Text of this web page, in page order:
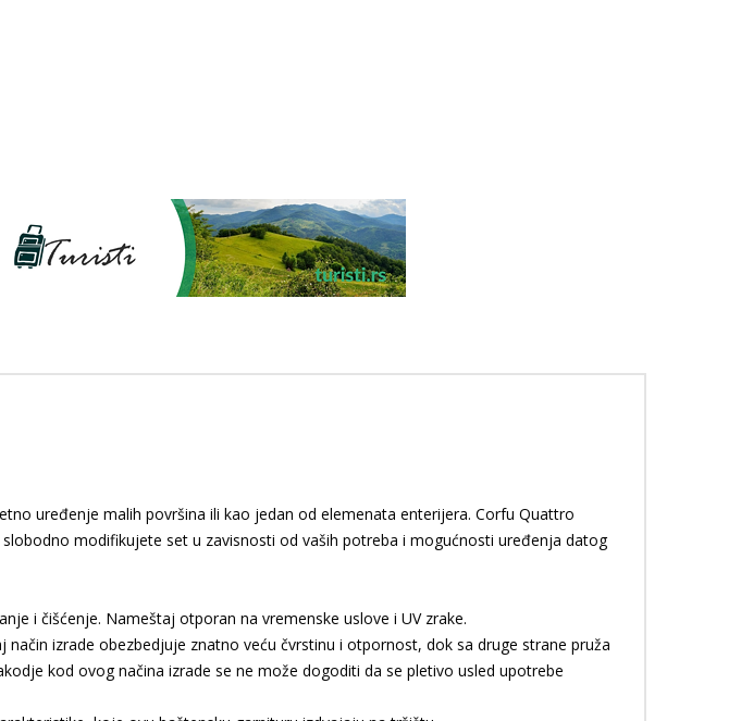
uređenje malih površina ili kao jedan od elemenata enterijera. Corfu Quattro
modifikujete set u zavisnosti od vaših potreba i mogućnosti uređenja datog
i čišćenje. Nameštaj otporan na vremenske uslove i UV zrake.
izrade obezbedjuje znatno veću čvrstinu i otpornost, dok sa druge strane pruža
kod ovog načina izrade se ne može dogoditi da se pletivo usled upotrebe